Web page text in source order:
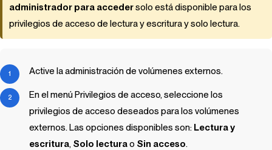
administrador para accedersolo está disponible para los
privilegios de acceso de lectura y escritura y solo lectura.
Active la administración de volúmenes externos.
En el menú Privilegios de acceso, seleccione los
privilegios de acceso deseados para los volúmenes
externos. Las opciones disponibles son: Lectura y
escritura, Solo lecturao Sin acceso.